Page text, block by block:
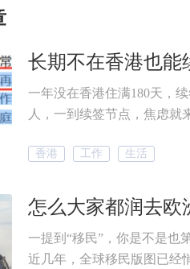
一年没在香港住满180天，续签是不是
人，一到续签节点，焦虑就来了。 我们都知道通过高才
性居住于香港”。 先给你一个结论：不常在港 ≠ 续签失败。 事实
香港入境处真正看的，从
你和香港之间，是否还保持着
没有办法长期在港居住怎么办？ 其实可以通过家人居港
排、工作关系、协会或社区
香港 工作 生活
怎么大家都润去欧
一提到“移民”，你是不是也
近几年，全球移民版图已